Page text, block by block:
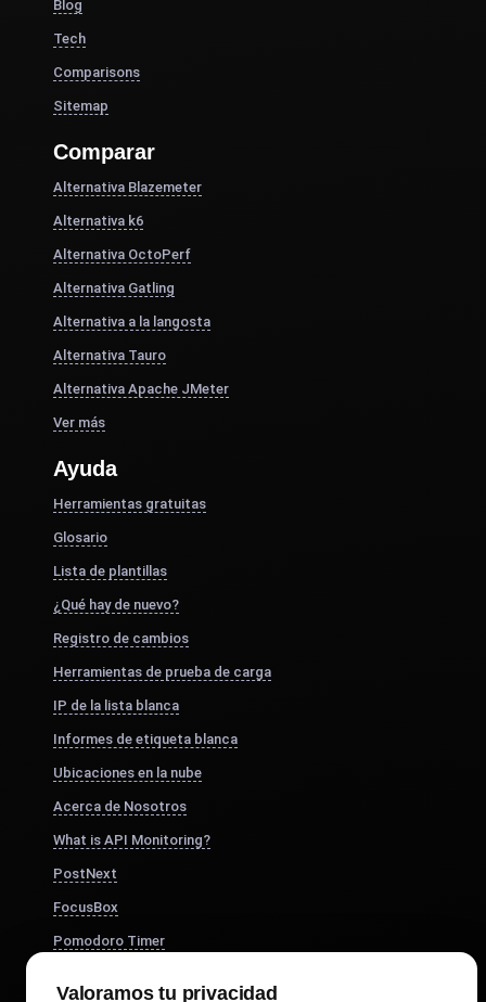
Blog
Tech
Comparisons
Sitemap
Comparar
Alternativa Blazemeter
Alternativa k6
Alternativa OctoPerf
Alternativa Gatling
Alternativa a la langosta
Alternativa Tauro
Alternativa Apache JMeter
Ver más
Ayuda
Herramientas gratuitas
Glosario
Lista de plantillas
¿Qué hay de nuevo?
Registro de cambios
Herramientas de prueba de carga
IP de la lista blanca
Informes de etiqueta blanca
Ubicaciones en la nube
Acerca de Nosotros
What is API Monitoring?
PostNext
FocusBox
Pomodoro Timer
Valoramos tu privacidad